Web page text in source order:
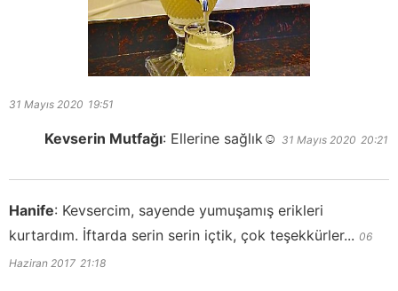
31 Mayıs 2020 19:51
Kevserin Mutfağı: Ellerine sağlık☺️ 31 Mayıs 2020 20:21
Hanife: Kevsercim, sayende yumuşamış erikleri
kurtardım. İftarda serin serin içtik, çok teşekkürler... 06
Haziran 2017 21:18